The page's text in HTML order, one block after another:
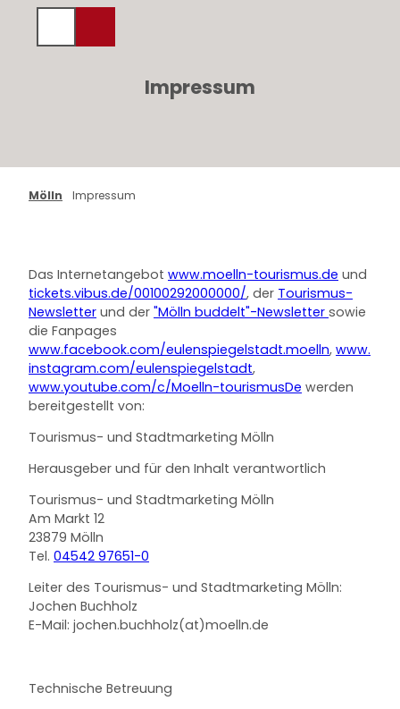
Impressum
Mölln Impressum
Das Internetangebot www.moelln-tourismus.de und
tickets.vibus.de/00100292000000/, der Tourismus-
Newsletter und der "Mölln buddelt"-Newsletter sowie
die Fanpages
www.facebook.com/eulenspiegelstadt.moelln, www.
instagram.com/eulenspiegelstadt,
www.youtube.com/c/Moelln-tourismusDe werden
bereitgestellt von:
Tourismus- und Stadtmarketing Mölln
Herausgeber und für den Inhalt verantwortlich
Tourismus- und Stadtmarketing Mölln
Am Markt 12
23879 Mölln
Tel. 04542 97651-0
Leiter des Tourismus- und Stadtmarketing Mölln:
Jochen Buchholz
E-Mail: jochen.buchholz(at)moelln.de
Technische Betreuung